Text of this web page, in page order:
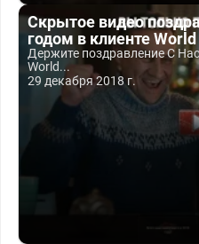
Скрытое видео
годом в клиенте
Держите поздравление С
World...
29 декабря 2018 г.